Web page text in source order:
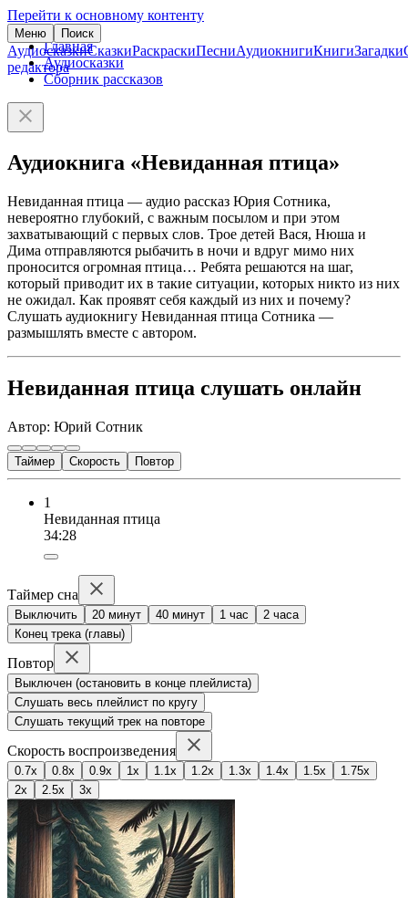
Перейти к основному контенту
Меню Поиск
АудиосказкиСказкиРаскраскиПесниАудиокнигиКнигиЗагадки
редактора
Главная
Аудиосказки
Сборник рассказов
Аудиокнига «Невиданная птица»
Невиданная птица — аудио рассказ Юрия Сотника,
невероятно глубокий, с важным посылом и при этом
захватывающий с первых слов. Трое детей Вася, Нюша и
Дима отправляются рыбачить в ночи и вдруг мимо них
проносится огромная птица… Ребята решаются на шаг,
который приводит их в такие ситуации, которых никто из них
не ожидал. Как проявят себя каждый из них и почему?
Слушать аудиокнигу Невиданная птица Сотника —
размышлять вместе с автором.
Невиданная птица слушать онлайн
Автор: Юрий Сотник
Таймер Скорость Повтор
1
Невиданная птица
34:28
Таймер сна
Выключить 20 минут 40 минут 1 час
2 часа
Конец трека (главы)
Повтор
Выключен (остановить в конце плейлиста)
Слушать весь плейлист по кругу
Слушать текущий трек на повторе
Скорость воспроизведения
0.7x 0.8x 0.9x 1x 1.1x 1.2x 1.3x 1.4x 1.5x
1.75x
2x
2.5x 3x